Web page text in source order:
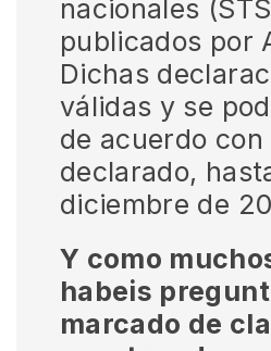
nacionales
publicados por
Dichas
válidas y se
de acuerdo con
declarado,
diciembre de
Y como
habeis
marcado de